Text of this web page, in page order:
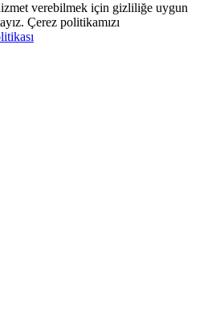
verebilmek için gizliliğe uygun
Çerez politikamızı